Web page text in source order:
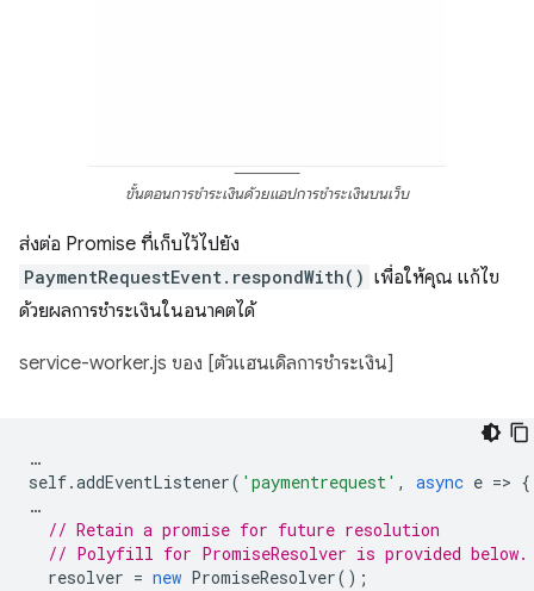
ขั้นตอนการชำระเงินด้วยแอปการชำระเงินบนเว็บ
ส่งต่อ Promise ที่เก็บไว้ไปยัง
PaymentRequestEvent.respondWith() เพื่อให้คุณ แก้ไข
ด้วยผลการชำระเงินในอนาคตได้
service-worker.js ของ [ตัวแฮนเดิลการชำระเงิน]
…
self.addEventListener( 'paymentrequest' , async e => {
…
// Retain a promise for future resolution
// Polyfill for PromiseResolver is provided below.
resolver = new PromiseResolver();